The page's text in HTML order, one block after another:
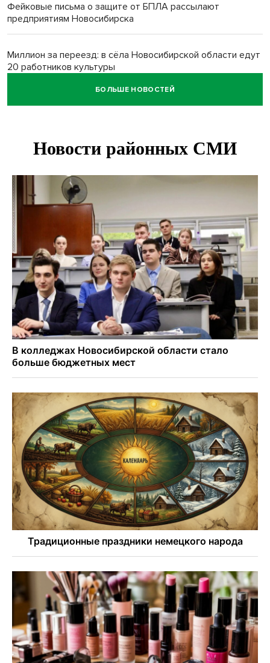
Фейковые письма о защите от БПЛА рассылают
предприятиям Новосибирска
Миллион за переезд: в сёла Новосибирской области едут
20 работников культуры
О похолодании в августе-2026 рассказали синоптики в
В Новосибирске минтранс наказал 8 таксистов без
Андрей Травников поблагодарил новосибирских
строителей за вклад в развитие региона
Новосибирский метрополитен начал ремонт входа на
«Красном проспекте»
БОЛЬШЕ НОВОСТЕЙ